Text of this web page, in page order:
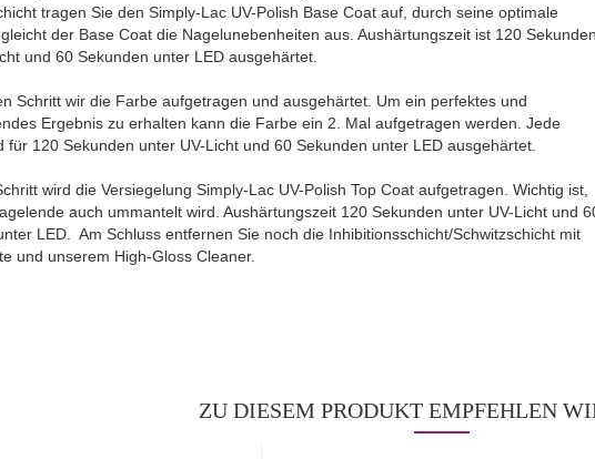
tragen Sie den Simply-Lac UV-Polish Base Coat auf, durch seine optimale
der Base Coat die Nagelunebenheiten aus. Aushärtungszeit ist 120 Sekunden
und 60 Sekunden unter LED ausgehärtet.
Schritt wir die Farbe aufgetragen und ausgehärtet. Um ein perfektes und
Ergebnis zu erhalten kann die Farbe ein 2. Mal aufgetragen werden. Jede
für 120 Sekunden unter UV-Licht und 60 Sekunden unter LED ausgehärtet.
wird die Versiegelung Simply-Lac UV-Polish Top Coat aufgetragen. Wichtig ist,
auch ummantelt wird. Aushärtungszeit 120 Sekunden unter UV-Licht und
LED. Am Schluss entfernen Sie noch die Inhibitionsschicht/Schwitzschicht mit
und unserem High-Gloss Cleaner.
ZU DIESEM PRODUKT EMPFEHLEN